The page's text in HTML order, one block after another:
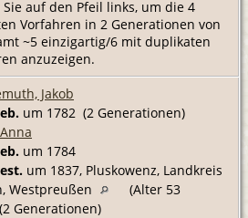
Sie auf den Pfeil links, um die 4
Vorfahren in 2 Generationen von
~5 einzigartig/6 mit duplikaten
anzuzeigen.
Jakob
um 1782 (2 Generationen)
um 1784
um 1837, Pluskowenz, Landkreis
Westpreußen
(Alter 53
Generationen)